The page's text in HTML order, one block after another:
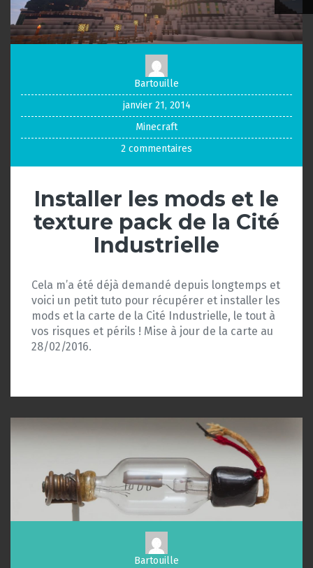
Bartouille
janvier 21, 2014
Minecraft
2 commentaires
Installer les mods et le
texture pack de la Cité
Industrielle
Cela m’a été déjà demandé depuis longtemps et
voici un petit tuto pour récupérer et installer les
mods et la carte de la Cité Industrielle, le tout à
vos risques et périls ! Mise à jour de la carte au
28/02/2016.
Bartouille